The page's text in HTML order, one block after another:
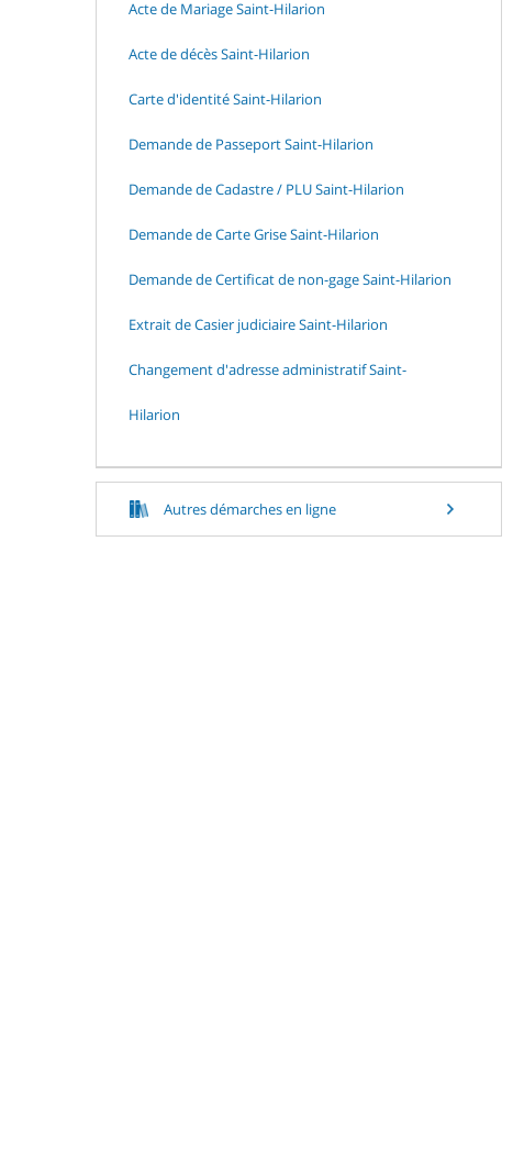
Acte de Mariage Saint-Hilarion
Acte de décès Saint-Hilarion
Carte d'identité Saint-Hilarion
Demande de Passeport Saint-Hilarion
Demande de Cadastre / PLU Saint-Hilarion
Demande de Carte Grise Saint-Hilarion
Demande de Certificat de non-gage Saint-Hilarion
Extrait de Casier judiciaire Saint-Hilarion
Changement d'adresse administratif Saint-
Hilarion
Autres démarches en ligne